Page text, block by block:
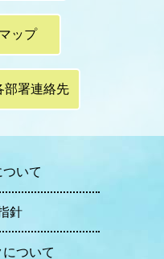
ップ
部署連絡先
いて
針
ついて